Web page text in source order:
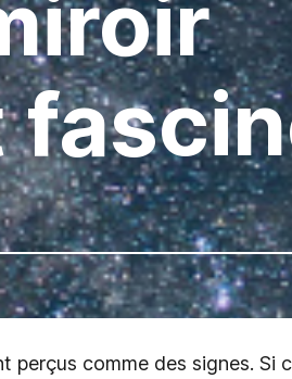
perçus comme des signes.